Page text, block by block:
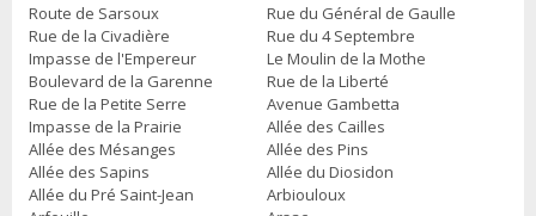
Route de Sarsoux
Rue du Général de Gaulle
Rue de la Civadière
Rue du 4 Septembre
Impasse de l'Empereur
Le Moulin de la Mothe
Boulevard de la Garenne
Rue de la Liberté
Rue de la Petite Serre
Avenue Gambetta
Impasse de la Prairie
Allée des Cailles
Allée des Mésanges
Allée des Pins
Allée des Sapins
Allée du Diosidon
Allée du Pré Saint-Jean
Arbiouloux